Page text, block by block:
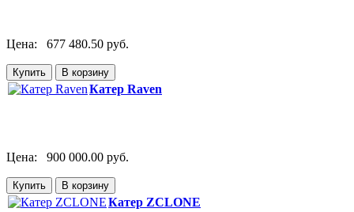
Цена: 677 480.50 руб.
Катер Raven
Цена: 900 000.00 руб.
Катер ZCLONE